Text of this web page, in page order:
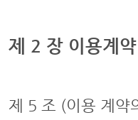
제 2 장 이용계
제 5 조 (이용 계약